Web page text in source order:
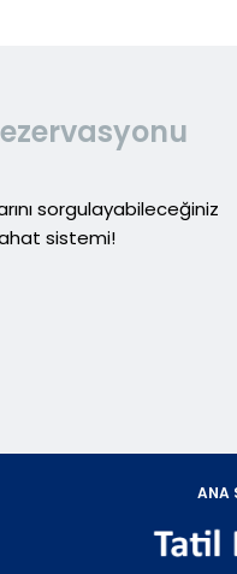
sorgulayabileceğiniz
sistemi!
ANA